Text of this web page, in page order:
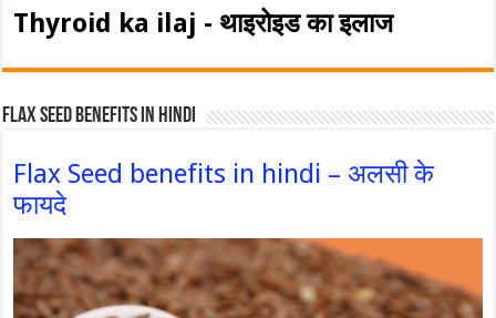
Thyroid ka ilaj - थाइरोइड का इलाज
Flax Seed Benefits in hindi
Flax Seed benefits in hindi – अलसी के
फायदे